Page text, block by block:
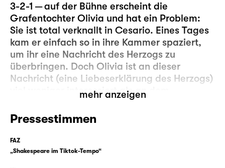
3-2-1 — auf der Bühne erscheint die
Grafentochter Olivia und hat ein Problem:
Sie ist total verknallt in Cesario. Eines Tages
kam er einfach so in ihre Kammer spaziert,
um ihr eine Nachricht des Herzogs zu
überbringen. Doch Olivia ist an dieser
Nachricht (eine Liebeserklärung des Herzogs)
viel weniger interessiert als an dem
Überbringer, denn (anders als der Herzog) ist
Cesario klug, schön, gewitzt und kann
obendrein auch noch singen … und seien wir
mal ehrlich, manchmal ist die „eigentliche“
Nachricht einfach weniger wichtig als das,
mehr anzeigen
Pressestimmen
FAZ
„Shakespeare im Tiktok-Tempo“